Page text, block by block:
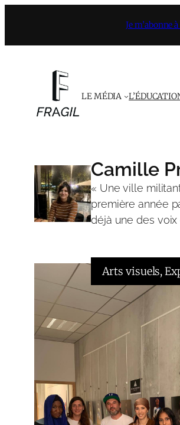
contenu
Je m’abonne
LE MÉDIA
Camille
« Une ville
première année
déjà une des voix
Arts visuels,